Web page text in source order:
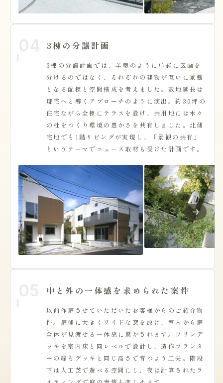
3棟の分譲計画
3棟の分譲計画では、羊羹のように単純に区画を
分けるのではなく、それぞれの建物が互いに景観
となる配棟と空間構成を考えました。敷地延長は
邸宅へと導くアプローチのように演出。約30坪の
住宅ながら全棟にテラスを設け、共用地には木々
の杜をつくり環境の豊かさを共有しました。北側
宅地でも1階リビングが実現し、「景観の共有」
というテーマでニュース取材も受けた計画です。
中と外の一体感を求められた案件
以前作庭させていただいたお客様からのご紹介物
件。庭側に大きくワイドな窓を設け、室内から庭
全体が見渡せる一体感に驚かされます。ウリンデ
ッキを室内床と同レベルで設計し、造作プランタ
ーの緑もデッキと同じ高さで育つよう工夫。階段
下は人工芝で遊べる空間にし、夜は計算されたラ